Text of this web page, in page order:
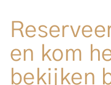
en kom
bekijken